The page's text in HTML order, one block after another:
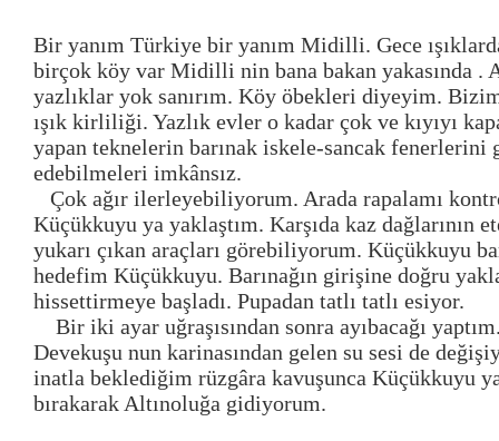
Bir yanım Türkiye bir yanım Midilli. Gece
birçok köy var Midilli nin bana bakan yakasında .
yazlıklar yok sanırım. Köy öbekleri diyeyim.
ışık kirliliği. Yazlık evler o kadar çok ve kıyıyı
yapan teknelerin barınak iskele-sancak fenerlerini
edebilmeleri imkânsız.
Çok ağır ilerleyebiliyorum. Arada rapalamı
Küçükkuyu ya yaklaştım. Karşıda kaz dağlarının
yukarı çıkan araçları görebiliyorum. Küçükkuyu
hedefim Küçükkuyu. Barınağın girişine doğru
hissettirmeye başladı. Pupadan tatlı tatlı esiyor.
Bir iki ayar uğraşısından sonra ayıbacağı
Devekuşu nun karinasından gelen su sesi de
inatla beklediğim rüzgâra kavuşunca Küçükkuyu
bırakarak Altınoluğa gidiyorum.